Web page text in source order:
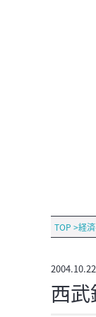
TOP >経
西武